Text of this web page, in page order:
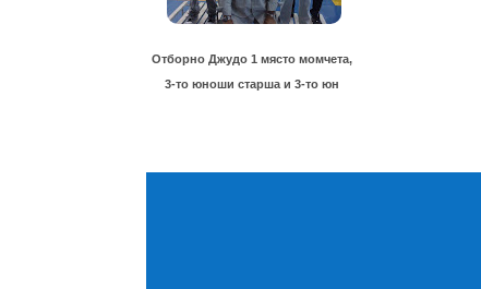
Отборно Джудо 1 място момчета,
3-то юноши старша и 3-то юн